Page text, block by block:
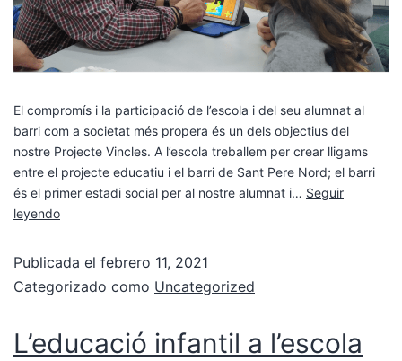
El compromís i la participació de l’escola i del seu alumnat al
barri com a societat més propera és un dels objectius del
nostre Projecte Vincles. A l’escola treballem per crear lligams
entre el projecte educatiu i el barri de Sant Pere Nord; el barri
és el primer estadi social per al nostre alumnat i… Seguir
leyendo
Publicada el febrero 11, 2021
Categorizado como Uncategorized
L’educació infantil a l’escola